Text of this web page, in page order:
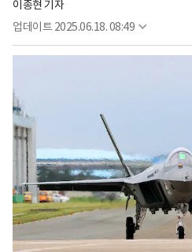
이종현 기자
업데이트 2025.06.18. 08:49